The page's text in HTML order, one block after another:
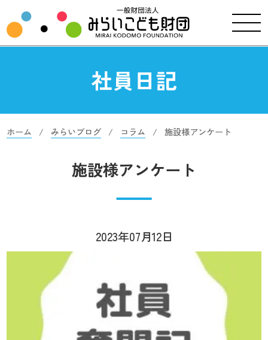
社員日記
ホーム みらいブログ コラム 施設様アンケート
施設様アンケート
2023年07月12日